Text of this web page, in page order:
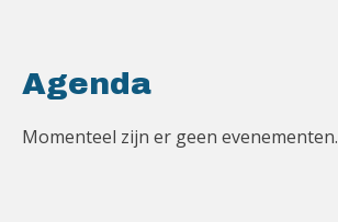
Agenda
Momenteel zijn er geen evenementen.